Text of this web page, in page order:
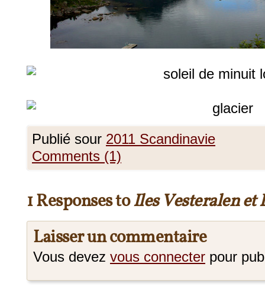
Publié sour 2011 Scandinavie
Comments (1)
1 Responses toIles Vesteralen et
Laisser un commentaire
Vous devez vous connecter pour